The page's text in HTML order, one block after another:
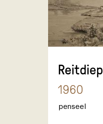
Reitdiep
1960
penseel